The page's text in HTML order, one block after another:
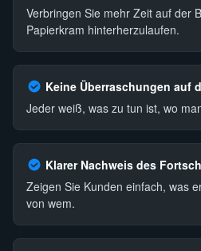
Verbringen Sie mehr Zeit auf der
Papierkram hinterherzulaufen.
Keine Überraschungen auf
Jeder weiß, was zu tun ist, wo
Klarer Nachweis des
Zeigen Sie Kunden einfach, was
von wem.